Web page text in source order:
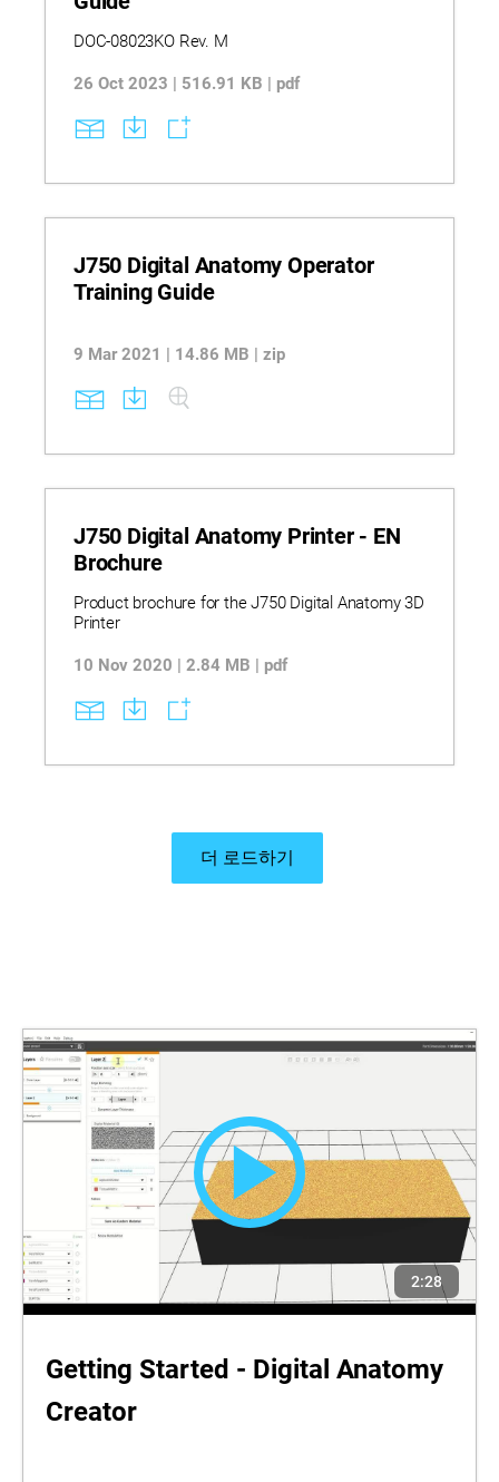
DOC-08023KO Rev. M
26 Oct 2023 | 516.91 KB | pdf
J750 Digital Anatomy Operator
Training Guide
9 Mar 2021 | 14.86 MB | zip
J750 Digital Anatomy Printer - EN
Brochure
Product brochure for the J750 Digital Anatomy 3D
Printer
10 Nov 2020 | 2.84 MB | pdf
더 로드하기
2:28
Getting Started - Digital Anatomy
Creator